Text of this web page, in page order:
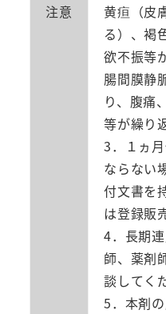
注意
黄疸（皮
る）、褐
欲不振等
腸間膜静
り、腹痛
等が繰り
3．１ヵ
ならない
付文書を
は登録販
4．長期
師、薬剤
談してく
5．本剤